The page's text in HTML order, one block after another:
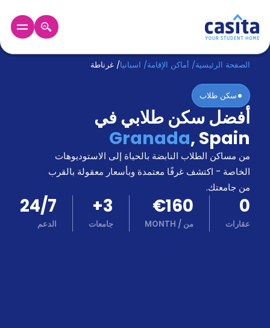
الرئيسية عربي EUR
دخول
حجز
السكن
نحن؟
المدونة
أخبر
أصدقائك
اكسب
كن
الصفحة الرئيسية/ أماكن الإقامة/ اسبانيا/ غرناطة
سكن طلاب
أفضل سكن طلابي في
Granada, Spain
من مساكن الطلاب النابضة بالحياة إلى الاستوديوهات
الخاصة - اكتشف غرفًا معتمدة وبأسعار معقولة بالقرب
من جامعتك.
0
عقارات
€160
من /
MONTH
3
+
جامعات
24/7
الدعم